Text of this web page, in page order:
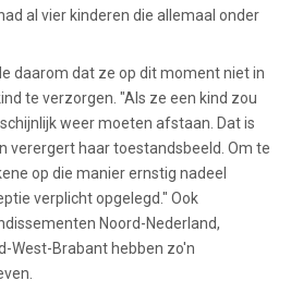
al vier kinderen die allemaal onder
daarom dat ze op dit moment niet in
te verzorgen. "Als ze een kind zou
weer moeten afstaan. Dat is
verergert haar toestandsbeeld. Om te
op die manier ernstig nadeel
verplicht opgelegd." Ook
Noord-Nederland,
West-Brabant hebben zo'n